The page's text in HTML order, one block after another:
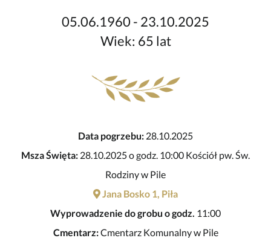
05.06.1960 - 23.10.2025
Wiek: 65 lat
Data pogrzebu: 28.10.2025
Msza Święta: 28.10.2025 o godz. 10:00 Kościół pw. Św.
Rodziny w Pile
Jana Bosko 1, Piła
Wyprowadzenie do grobu o godz. 11:00
Cmentarz:Cmentarz Komunalny w Pile